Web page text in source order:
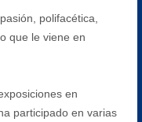
polifacética,
que le viene en
en
participado en varias